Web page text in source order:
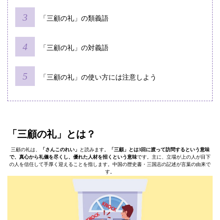
「三顧の礼」の類義語
「三顧の礼」の対義語
「三顧の礼」の使い方には注意しよう
「三顧の礼」とは？
三顧の礼は、 「さんこのれい」 と読みます。
「三顧」とは3回に渡って訪問するという意味
で、真心から礼儀を尽くし、優れた人材を招くという意味です。主に、立場が上の人が目下
の人を信任して手厚く迎えることを指します。中国の歴史書・三国志の記述が言葉の由来で
す。